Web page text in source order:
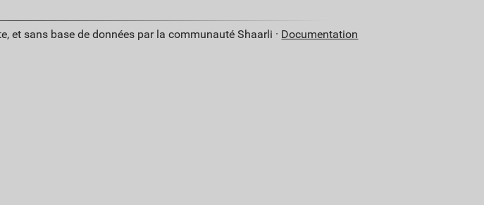
et sans base de données par la communauté Shaarli · Documentation